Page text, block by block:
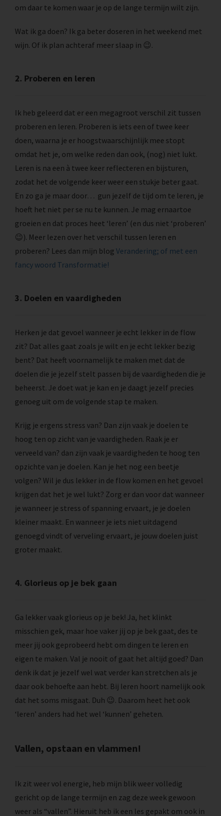
om daar te komen waar je op de lange termijn wilt zijn.
Wat ik ga doen? Ik ga beter doseren in het weekend met
wijn. Of ik plan achteraf meer slaap in 😉.
2. Proberen en leren
Ik heb geleerd dat er een megagroot verschil zit tussen
proberen en leren. Proberen is iets een of twee keer
doen, waarna je er hoogstwaarschijnlijk mee stopt
omdat het je, om welke reden dan ook, (nog) niet lukt.
Leren is na een à twee keer reflecteren en bijsturen,
zodat het de volgende keer weer een stukje beter gaat.
En zo ga je maar door… gun jezelf de tijd om te leren, je
hoeft het niet per se nu te kunnen. Je mag ernaartoe
groeien en dat proces heet ‘leren’ (en dus niet ‘proberen’
😉). Meer lezen over het verschil tussen leren en
proberen? Lees dan mijn blog Verandering; of met een
fancy woord Transformatie!
3. Doelen en vaardigheden
Herken je dat gevoel wanneer je echt lekker in de flow
zit? Dat alles gaat zoals je wilt en je echt lekker bezig
bent? Dat heeft voornamelijk te maken met dat de
doelen die je jezelf stelt passen bij de vaardigheden die je
beheerst. Je doet wat je kan en je daagt jezelf precies
genoeg uit om de volgende stap te maken.
Krijg je ergens stress van? Dan zijn vaak je doelen te
hoog ten op zicht van je vaardigheden. Raak je er
verveeld van? dan zijn vaak je vaardigheden te hoog ten
opzichte van je doelen. Kan je het nog een beetje
volgen? Wil je dus lekker in de flow komen en het gevoel
krijgen dat het je wel lukt? Zorg er dan voor dat wanneer
je wanneer je stress of spanning ervaart, je je doelen
kleiner maakt. En wanneer je iets niet uitdagend
genoegd vindt of verveling ervaart, je jouw doelen juist
groter maakt.
4. Glorieus op je bek gaan
Ga lekker vaak glorieus op je bek! Ja, het klinkt
misschien gek, maar hoe vaker jij op je bek gaat, des te
meer jij ook geprobeerd hebt om dingen te leren en
eigen te maken. Val je nooit of gaat het altijd goed? Dan
denk ik dat je jezelf wel wat verder kan stretchen als je
daar ook behoefte aan hebt. Bij leren hoort namelijk ook
dat het soms misgaat. Duh 😉. Daarom heet het ook
‘leren’ anders had het wel ‘kunnen’ geheten.
Vallen, opstaan en vlammen!
Ik zit weer vol energie, heb mijn blik weer volledig
gericht op de lange termijn en zag deze week gewoon
weer als “vallen”. Hieruit heb ik een les gepakt om ook in